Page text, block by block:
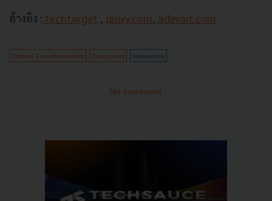
อ้างอิง : techtarget , quixy.com, adevait.com
Culture Transformation Corp Innov innovation
No comment